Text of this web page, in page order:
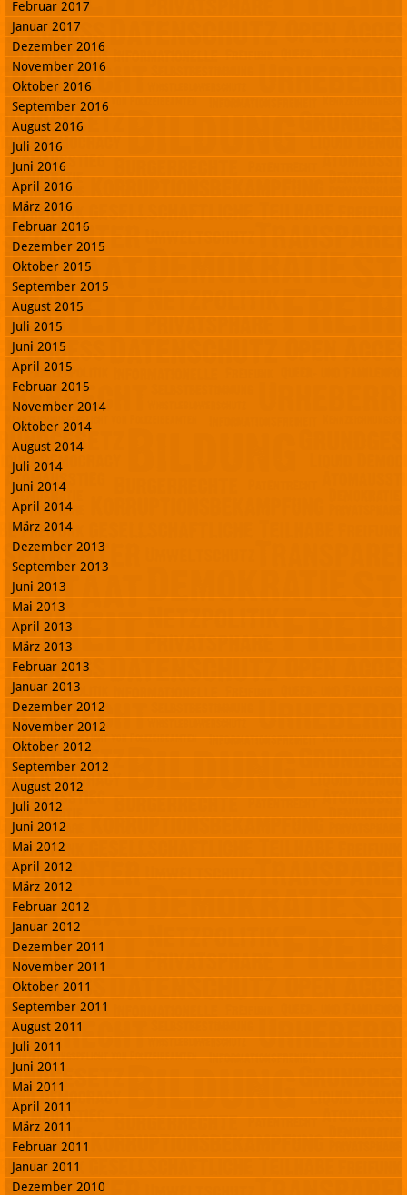
Februar 2017
Januar 2017
Dezember 2016
November 2016
Oktober 2016
September 2016
August 2016
Juli 2016
Juni 2016
April 2016
März 2016
Februar 2016
Dezember 2015
Oktober 2015
September 2015
August 2015
Juli 2015
Juni 2015
April 2015
Februar 2015
November 2014
Oktober 2014
August 2014
Juli 2014
Juni 2014
April 2014
März 2014
Dezember 2013
September 2013
Juni 2013
Mai 2013
April 2013
März 2013
Februar 2013
Januar 2013
Dezember 2012
November 2012
Oktober 2012
September 2012
August 2012
Juli 2012
Juni 2012
Mai 2012
April 2012
März 2012
Februar 2012
Januar 2012
Dezember 2011
November 2011
Oktober 2011
September 2011
August 2011
Juli 2011
Juni 2011
Mai 2011
April 2011
März 2011
Februar 2011
Januar 2011
Dezember 2010